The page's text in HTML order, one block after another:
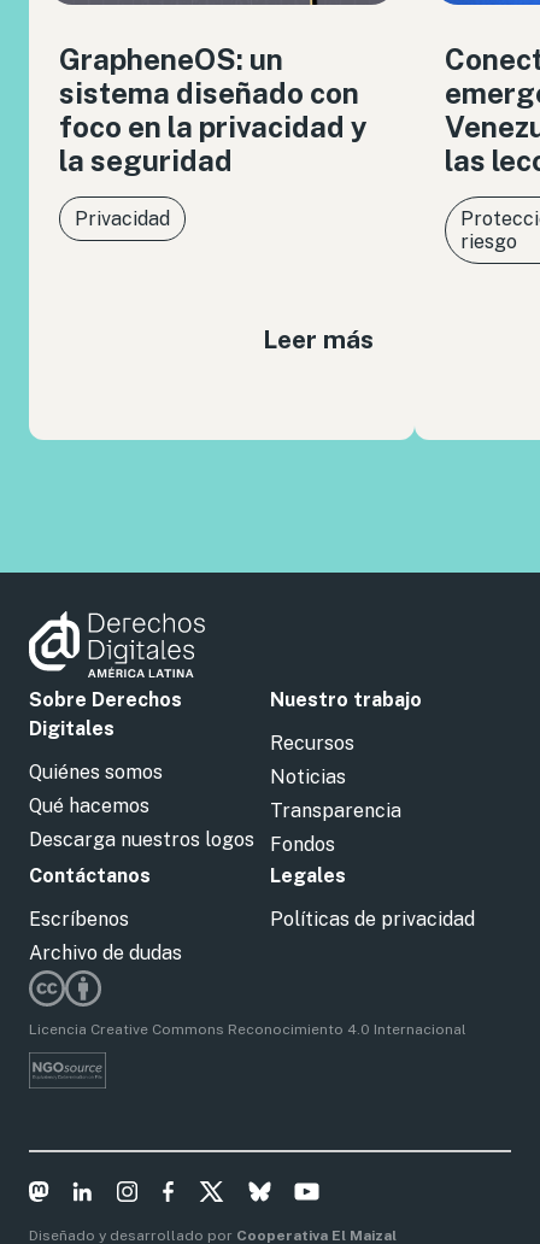
GrapheneOS: un
sistema diseñado con
foco en la privacidad y
la seguridad
Privacidad
Leer más
las
riesgo
Sobre Derechos
Digitales
Quiénes somos
Qué hacemos
Descarga nuestros logos
Nuestro trabajo
Recursos
Noticias
Transparencia
Fondos
Contáctanos
Escríbenos
Archivo de dudas
Legales
Políticas de privacidad
Licencia Creative Commons Reconocimiento 4.0 Internacional
Diseñado y desarrollado por Cooperativa El Maizal